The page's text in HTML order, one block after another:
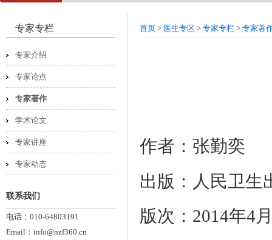
专家专栏
专家介绍
专家论点
专家著作
学术论文
专家讲座
专家动态
联系我们
电话：010-64803191
Email：info@nzf360.cn
首页 > 医生专区 > 专家专栏 > 专家著
作者：张勤奕
出版：人民卫生
版次：2014年4